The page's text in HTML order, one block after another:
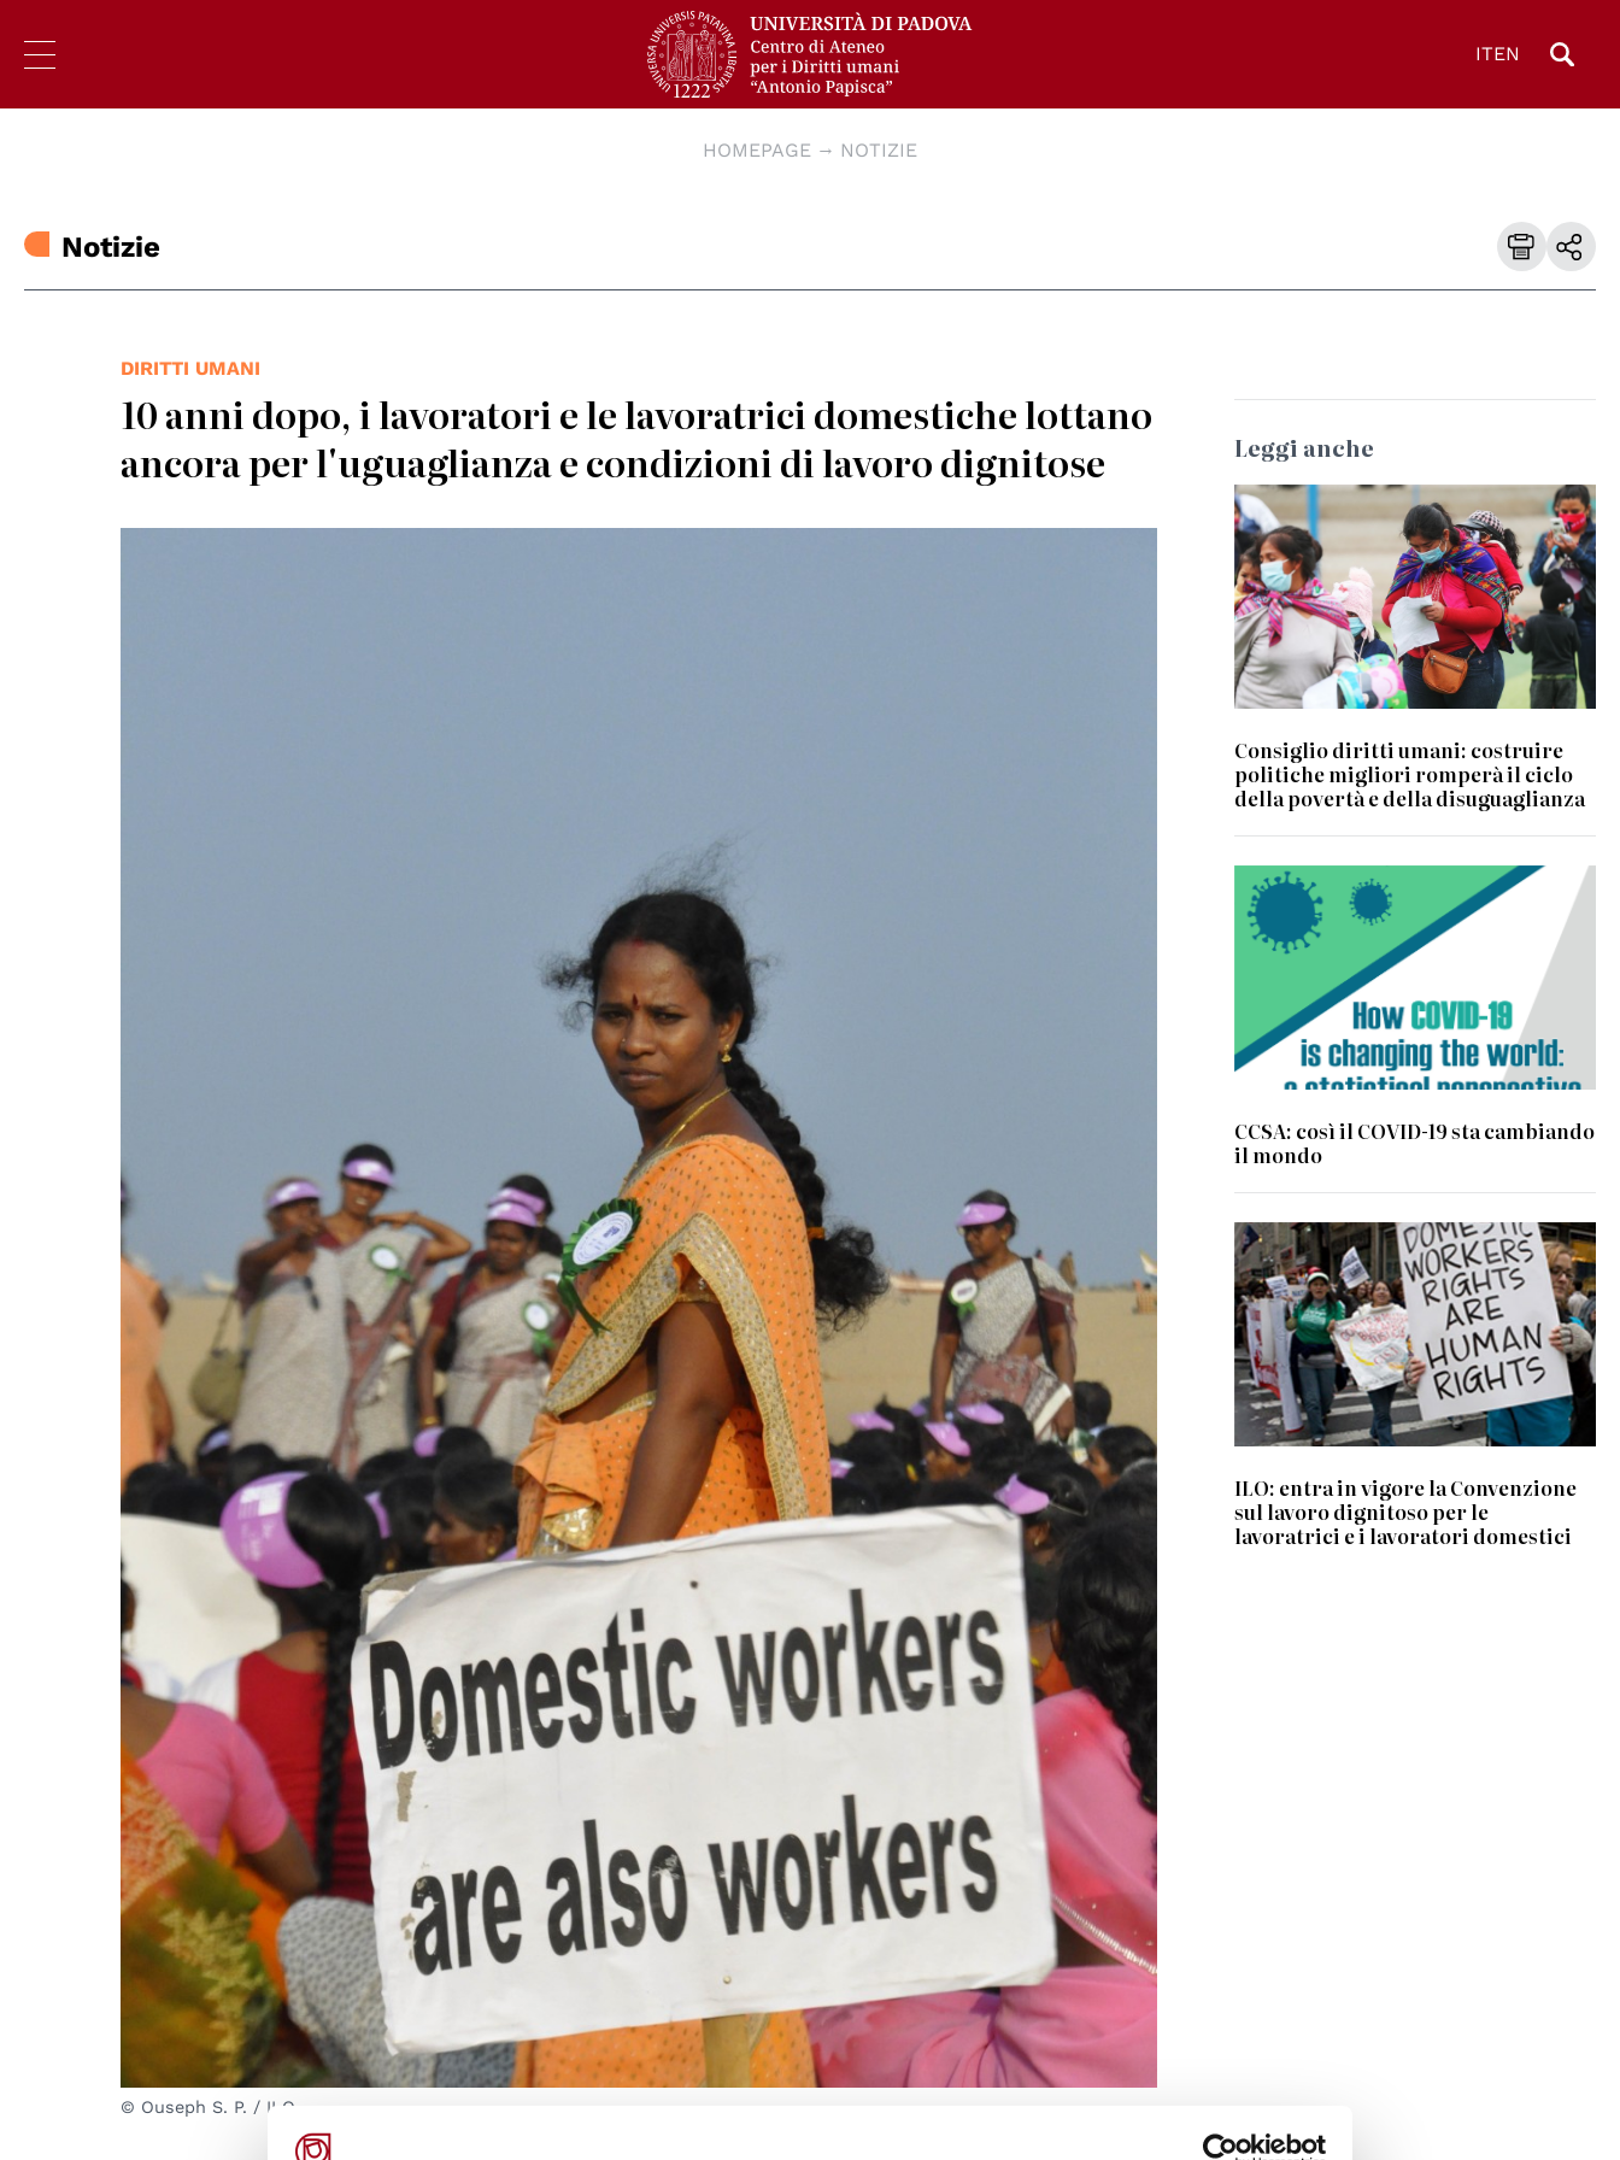
ITEN
HOMEPAGE NOTIZIE
Notizie
DIRITTI UMANI
10 anni dopo, i lavoratori e le lavoratrici domestiche lottano
ancora per l'uguaglianza e condizioni di lavoro dignitose
© Ouseph S. P. / ILO
Leggi anche
Consiglio diritti umani: costruire
politiche migliori romperà il ciclo
della povertà e della disuguaglianza
© 2020 Committee for the Coordination
of Statistical Activities
CCSA: così il COVID-19 sta cambiando
il mondo
ILO: entra in vigore la Convenzione
sul lavoro dignitoso per le
lavoratrici e i lavoratori domestici